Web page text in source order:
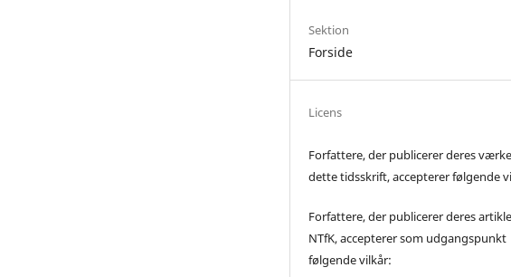
Sektion
Forside
Licens
Forfattere, der publicerer deres
dette tidsskrift, accepterer følgende
Forfattere, der publicerer deres
NTfK, accepterer som udgangspunkt
følgende vilkår: